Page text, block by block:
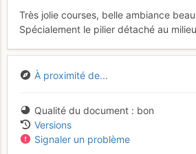
Très jolie courses, belle ambiance
Spécialement le pilier détaché au
À proximité de...
Qualité du document
bon
Versions
Signaler un problème